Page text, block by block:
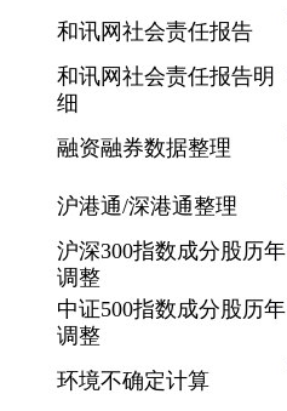
和讯网社会责任报告
和讯网社会责任报告明
细
融资融券数据整理
沪港通/深港通整理
沪深300指数成分股历年
调整
中证500指数成分股历年
调整
环境不确定计算